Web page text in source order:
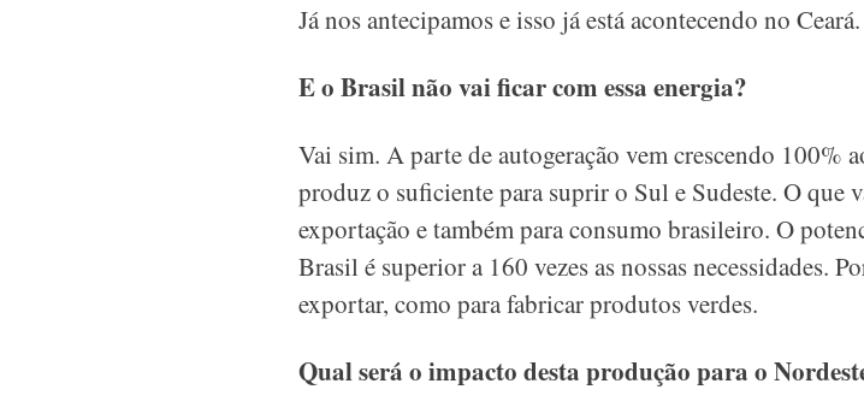
Já nos antecipamos e isso já está acontecendo no Ceará.
E o Brasil não vai ficar com essa energia?
Vai sim. A parte de autogeração vem crescendo 100%
produz o suficiente para suprir o Sul e Sudeste. O que
exportação e também para consumo brasileiro. O
Brasil é superior a 160 vezes as nossas necessidades.
exportar, como para fabricar produtos verdes.
Qual será o impacto desta produção para o